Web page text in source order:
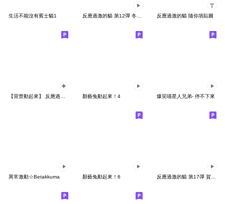
生活不能沒有賓士貓1 反應過激的貓 隨你填貼圖
顏藝兔動起來！4 爆笑喵星人兄弟- 停不下來
異常激動☆Betakkuma 顏藝兔動起來！6 反應過激的貓 第17彈 賀虎年